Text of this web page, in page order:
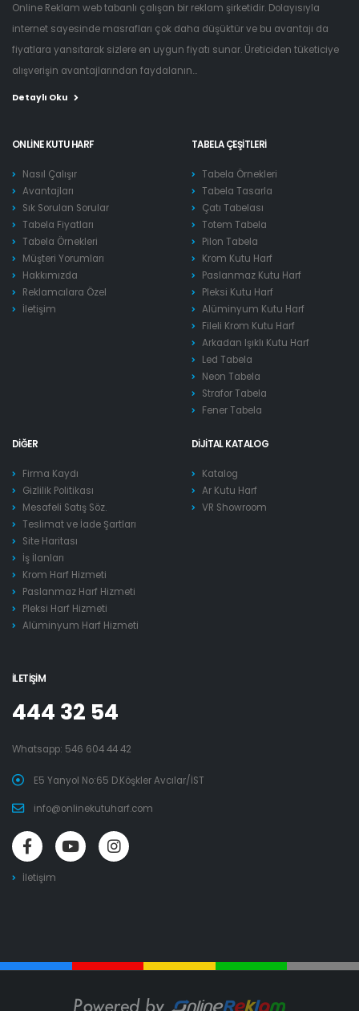
Online Reklam web tabanlı çalışan bir reklam şirketidir. Dolayısıyla
internet sayesinde masrafları çok daha düşüktür ve bu avantajı da
fiyatlara yansıtarak sizlere en uygun fiyatı sunar. Üreticiden tüketiciye
alışverişin avantajlarından faydalanın...
Detaylı Oku
ONLINE KUTU HARF
Nasıl Çalışır
Avantajları
Sık Sorulan Sorular
Tabela Fiyatları
Tabela Örnekleri
Müşteri Yorumları
Hakkımızda
Reklamcılara Özel
İletişim
TABELA ÇEŞITLERI
Tabela Örnekleri
Tabela Tasarla
Çatı Tabelası
Totem Tabela
Pilon Tabela
Krom Kutu Harf
Paslanmaz Kutu Harf
Pleksi Kutu Harf
Alüminyum Kutu Harf
Fileli Krom Kutu Harf
Arkadan Işıklı Kutu Harf
Led Tabela
Neon Tabela
Strafor Tabela
Fener Tabela
DIĞER
Firma Kaydı
Gizlilik Politikası
Mesafeli Satış Söz.
Teslimat ve İade Şartları
Site Haritası
İş İlanları
Krom Harf Hizmeti
Paslanmaz Harf Hizmeti
Pleksi Harf Hizmeti
Alüminyum Harf Hizmeti
DIJITAL KATALOG
Katalog
Ar Kutu Harf
VR Showroom
İLETIŞIM
444 32 54
Whatsapp: 546 604 44 42
E5 Yanyol No:65 D.Köşkler Avcılar/İST
info@onlinekutuharf.com
İletişim